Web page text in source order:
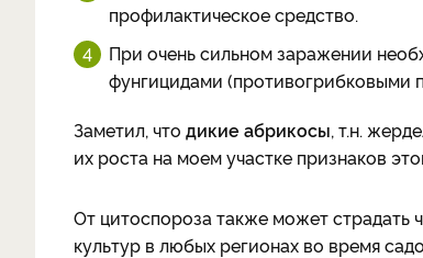
профилактическое средство.
При очень сильном заражении
фунгицидами (противогрибковыми
Заметил, что дикие абрикосы, т.н.
их роста на моем участке признаков
От цитоспороза также может
культур в любых регионах во время